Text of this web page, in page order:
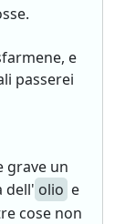
e
passerei
grave un
dell' olio e
cose non